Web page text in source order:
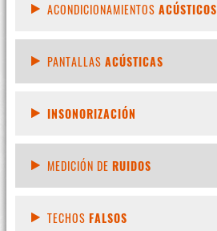
ACONDICIONAMIENTOS ACÚSTICOS
PANTALLAS ACÚSTICAS
INSONORIZACIÓN
MEDICIÓN DE RUIDOS
TECHOS FALSOS